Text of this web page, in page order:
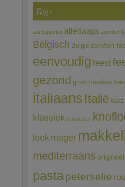
Tags
aardappelen alledaags aperitief
Belgisch België comfort
eenvoudig feest
gezond grootmoeders
italiaans Italië kaas
klassiek klassieker
look mager
mediterraans origineel
pastapeterselie